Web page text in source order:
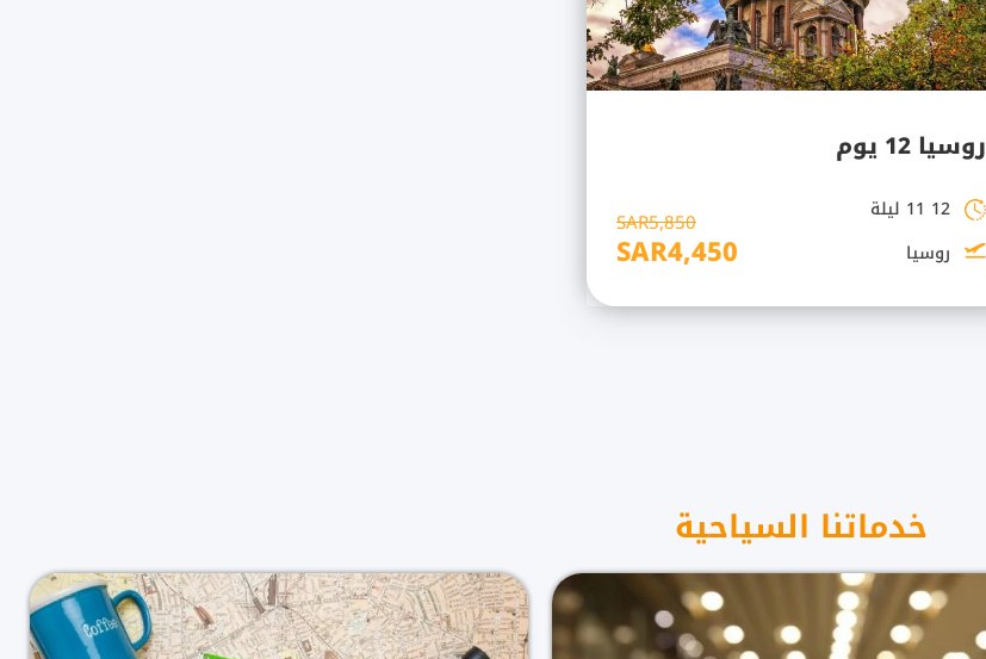
روسيا 12 يوم
SAR5,850
SAR4,450
12 11 ليلة
روسيا
خدماتنا السياحية